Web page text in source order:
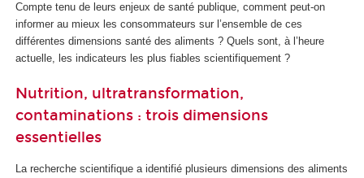
Compte tenu de leurs enjeux de santé publique, comment peut-on
informer au mieux les consommateurs sur l’ensemble de ces
différentes dimensions santé des aliments ? Quels sont, à l’heure
actuelle, les indicateurs les plus fiables scientifiquement ?
Nutrition, ultratransformation,
contaminations : trois dimensions
essentielles
La recherche scientifique a identifié plusieurs dimensions des aliments